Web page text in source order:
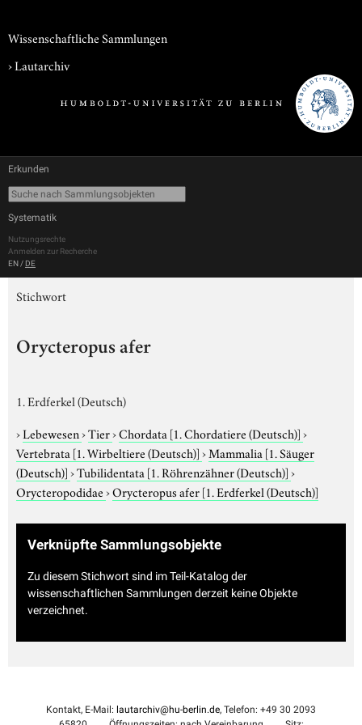
Wissenschaftliche Sammlungen
›Lautarchiv
Erkunden
Systematik
Nutzungsrechte
Anmelden zur Recherche
EN / DE
Stichwort
Orycteropus afer
1. Erdferkel (Deutsch)
›Lebewesen›Tier›Chordata [1. Chordatiere (Deutsch)]›
Vertebrata [1. Wirbeltiere (Deutsch)]›Mammalia [1. Säuger
(Deutsch)]›Tubilidentata [1. Röhrenzähner (Deutsch)]›
Orycteropodidae›Orycteropus afer[1. Erdferkel (Deutsch)]
Verknüpfte Sammlungsobjekte
Zu diesem Stichwort sind im Teil-Katalog der
wissenschaftlichen Sammlungen derzeit keine Objekte
verzeichnet.
Kontakt, E-Mail: lautarchiv@hu-berlin.de, Telefon: +49 30 2093